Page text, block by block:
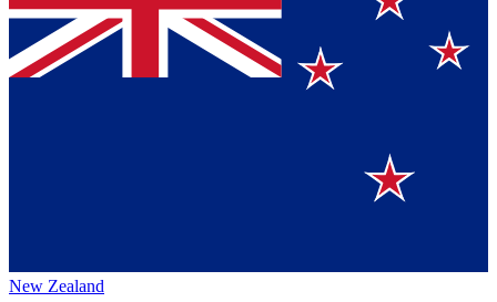
New Zealand